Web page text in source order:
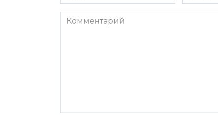
*
*
Комментарий